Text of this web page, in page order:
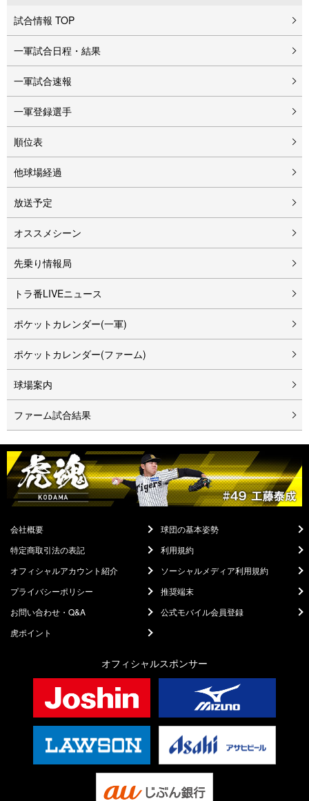
試合情報 TOP
一軍試合日程・結果
一軍試合速報
一軍登録選手
順位表
他球場経過
放送予定
オススメシーン
先乗り情報局
トラ番LIVEニュース
ポケットカレンダー(一軍)
ポケットカレンダー(ファーム)
球場案内
ファーム試合結果
会社概要
球団の基本姿勢
特定商取引法の表記
利用規約
オフィシャルアカウント紹介
ソーシャルメディア利用規約
プライバシーポリシー
推奨端末
お問い合わせ・Q&A
公式モバイル会員登録
虎ポイント
オフィシャルスポンサー